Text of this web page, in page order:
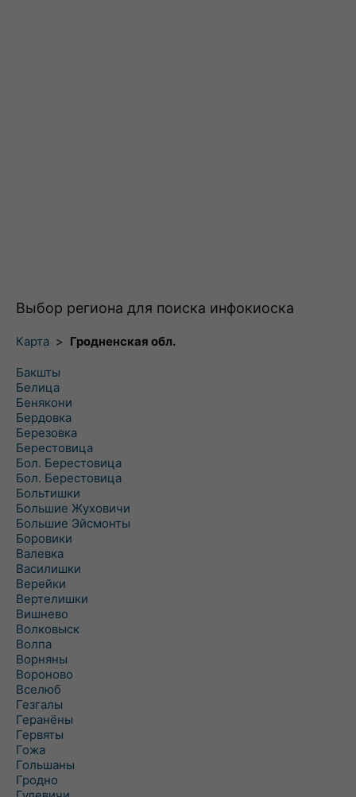
Выбор региона для поиска инфокиоска
Карта > Гродненская обл.
Бакшты
Белица
Бенякони
Бердовка
Березовка
Берестовица
Бол. Берестовица
Бол. Берестовица
Больтишки
Большие Жуховичи
Большие Эйсмонты
Боровики
Валевка
Василишки
Верейки
Вертелишки
Вишнево
Волковыск
Волпа
Ворняны
Вороново
Вселюб
Гезгалы
Геранёны
Гервяты
Гожа
Гольшаны
Гродно